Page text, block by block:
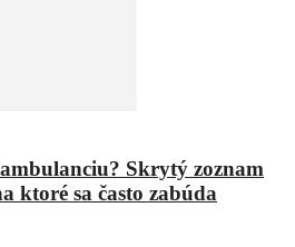
Skrytý zoznam
ktoré sa často zabúda